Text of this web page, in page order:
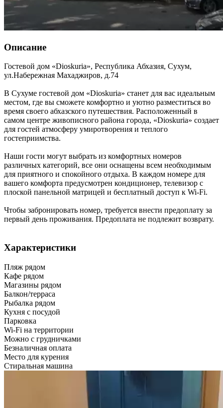
Описание
Гостевой дом «Dioskuria», Республика Абхазия, Сухум,
ул.Набережная Махаджиров, д.74
В Сухуме гостевой дом «Dioskuria» станет для вас идеальным
местом, где вы сможете комфортно и уютно разместиться во
время своего абхазского путешествия. Расположенный в
самом центре живописного района города, «Dioskuria» создает
для гостей атмосферу умиротворения и теплого
гостеприимства.
Наши гости могут выбрать из комфортных номеров
различных категорий, все они оснащены всем необходимым
для приятного и спокойного отдыха. В каждом номере для
вашего комфорта предусмотрен кондиционер, телевизор с
плоской панельной матрицей и бесплатный доступ к Wi-Fi.
Чтобы забронировать номер, требуется внести предоплату за
первый день проживания. Предоплата не подлежит возврату.
Характеристики
Пляж рядом
Кафе рядом
Магазины рядом
Балкон/терраса
Рыбалка рядом
Кухня с посудой
Парковка
Wi-Fi на территории
Можно с грудничками
Безналичная оплата
Место для курения
Стиральная машина